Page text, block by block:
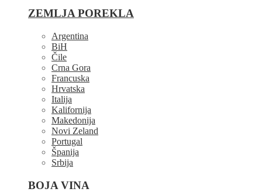
ZEMLJA POREKLA
Argentina
BiH
Čile
Crna Gora
Francuska
Hrvatska
Italija
Kalifornija
Makedonija
Novi Zeland
Portugal
Španija
Srbija
BOJA VINA